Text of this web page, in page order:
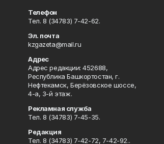
Телефон
Тел. 8 (34783) 7-42-62.
Эл. почта
kzgazeta@mail.ru
Адрес
Адрес редакции: 452688,
Республика Башкортостан, г.
Нефтекамск, Берёзовское шоссе,
4-а, 3-й этаж.
Рекламная служба
Тел. 8 (34783) 7-45-35.
Редакция
Тел. 8 (34783) 7-42-72, 7-42-92..